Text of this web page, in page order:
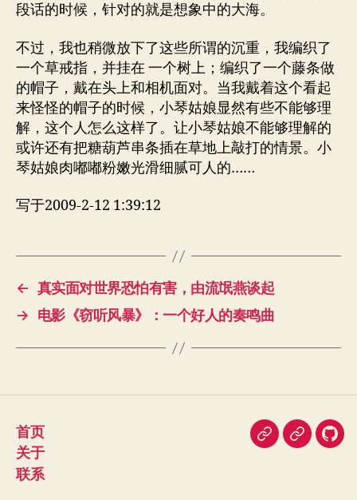
段话的时候，针对的就是想象中的大海。
不过，我也稍微放下了这些所谓的沉重，我编织了
一个草戒指，并挂在 一个树上；编织了一个藤条做
的帽子，戴在头上和相机面对。当我戴着这个看起
来怪怪的帽子的时候，小琴姑娘显然有些不能够理
解，这个人怎么这样了。让小琴姑娘不能够理解的
或许还有把糖葫芦串条插在草地上敲打的情景。小
琴姑娘肉嘟嘟粉嫩光滑细腻可人的……
写于2009-2-12 1:39:12
← 真实面对世界恐怕有害，由流氓燕谈起
→
电影《窃听风暴》：一个好人的奏鸣曲
首页
关于
联系
即
豆
我